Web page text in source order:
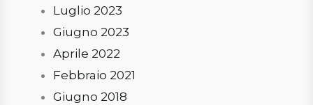
Luglio 2023
Giugno 2023
Aprile 2022
Febbraio 2021
Giugno 2018